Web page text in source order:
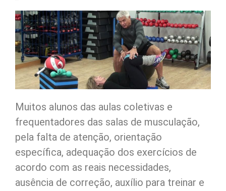
Muitos alunos das aulas coletivas e
frequentadores das salas de musculação,
pela falta de atenção, orientação
específica, adequação dos exercícios de
acordo com as reais necessidades,
ausência de correção, auxílio para treinar e